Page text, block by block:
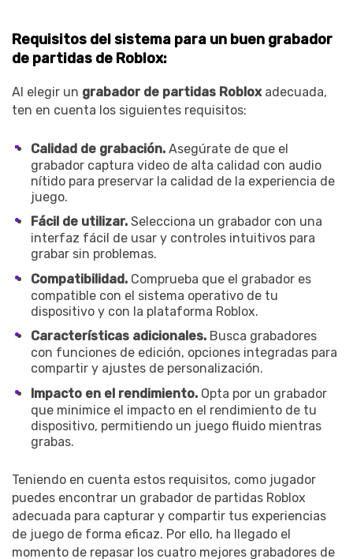
Requisitos del sistema para un buen grabador
de partidas de Roblox:
Al elegir un grabador de partidas Robloxadecuada,
ten en cuenta los siguientes requisitos:
Calidad de grabación. Asegúrate de que el
grabador captura video de alta calidad con audio
nítido para preservar la calidad de la experiencia de
juego.
Fácil de utilizar. Selecciona un grabador con una
interfaz fácil de usar y controles intuitivos para
grabar sin problemas.
Compatibilidad. Comprueba que el grabador es
compatible con el sistema operativo de tu
dispositivo y con la plataforma Roblox.
Características adicionales. Busca grabadores
con funciones de edición, opciones integradas para
compartir y ajustes de personalización.
Impacto en el rendimiento. Opta por un grabador
que minimice el impacto en el rendimiento de tu
dispositivo, permitiendo un juego fluido mientras
grabas.
Teniendo en cuenta estos requisitos, como jugador
puedes encontrar un grabador de partidas Roblox
adecuada para capturar y compartir tus experiencias
de juego de forma eficaz. Por ello, ha llegado el
momento de repasar los cuatro mejores grabadores de